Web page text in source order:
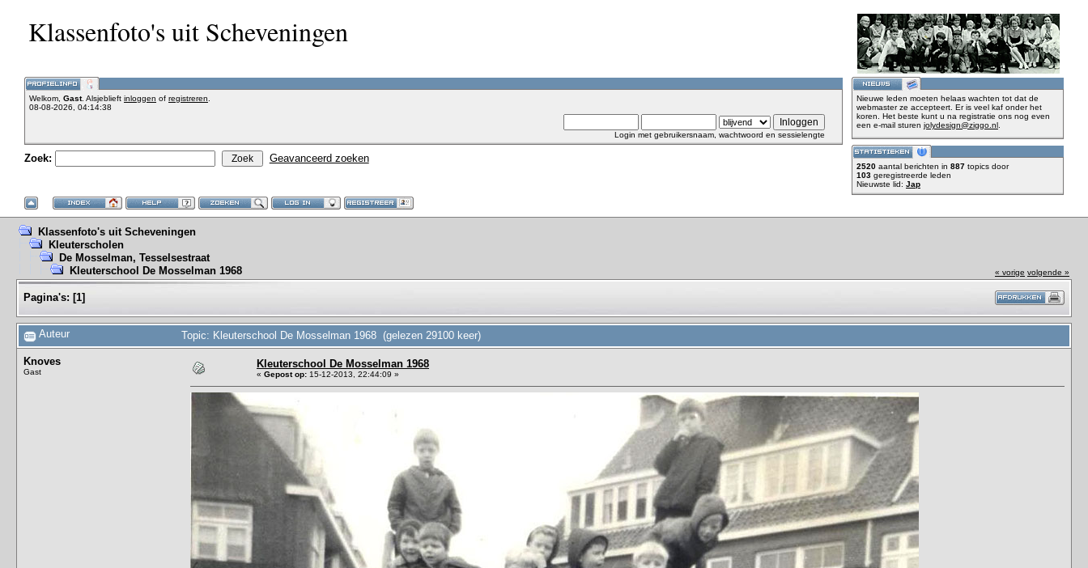
Klassenfoto's uit Scheveningen
Welkom, Gast. Alsjeblieft inloggen of registreren
08-08-2026, 04:14:38
Login met gebruikersnaam, wachtwoord en sessielengte
Zoek: Geavanceerd zoeken
Nieuwe leden moeten helaas wachten tot dat de
webmaster ze accepteert. Er is veel kaf onder het
koren. Het beste kunt u na registratie ons nog even
een e-mail sturen jolydesign@ziggo.nl
2520 aantal berichten in 887 topics door
103 geregistreerde leden
Nieuwste lid: Jap
Klassenfoto's uit Scheveningen
Kleuterscholen
De Mosselman, Tesselsestraat
Kleuterschool De Mosselman 1968
« vorige volgende »
Pagina's: [1]
Auteur Topic: Kleuterschool De Mosselman 1968 (gelezen 29100 keer)
Knoves
Gast
Kleuterschool De Mosselman 1968
« Gepost op: 15-12-2013, 22:44:09 »